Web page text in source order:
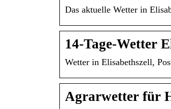
Das aktuelle Wetter in
14-Tage-Wetter
Wetter in Elisabethszell,
Agrarwetter für